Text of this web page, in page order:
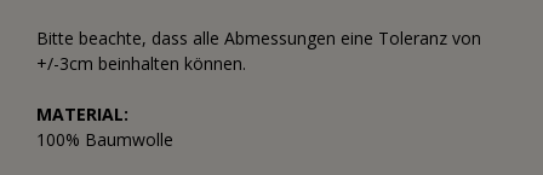
Bitte beachte, dass alle Abmessungen eine Toleranz von
+/-3cm beinhalten können.
MATERIAL:
100% Baumwolle